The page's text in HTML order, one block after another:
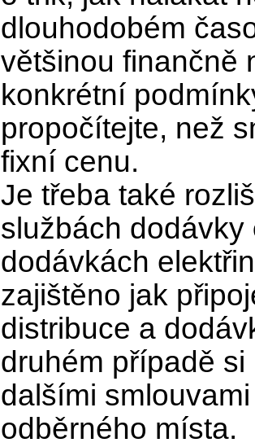
dlouhodobém
většinou finančně
konkrétní
propočítejte, než
fixní cenu.
Je třeba také
službách dodávky
dodávkách
zajištěno jak
distribuce a
druhém případě
dalšími
odběrného místa.